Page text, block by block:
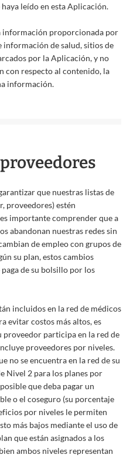
leído en esta Aplicación.
información proporcionada por
información de salud, sitios de
por la Aplicación, y no
con respecto al contenido, la
información.
que nuestras listas de
proveedores) estén
importante comprender que a
abandonan nuestras redes sin
de empleo con grupos de
su plan, estos cambios
de su bolsillo por los
incluidos en la red de médicos
evitar costos más altos, es
participa en la red de
proveedores por niveles.
no se encuentra en la red de su
Nivel 2 para los planes por
que deba pagar un
o el coseguro (su porcentaje
por niveles le permiten
más bajos mediante el uso de
que están asignados a los
ambos niveles representan